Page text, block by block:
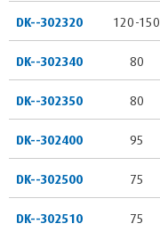
DK--302320
120-150
DK--302340
80
DK--302350
80
DK--302400
95
DK--302500
75
DK--302510
75